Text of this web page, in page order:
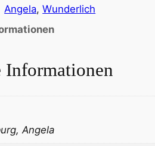
Angela, Wunderlich
Informationen
Angela